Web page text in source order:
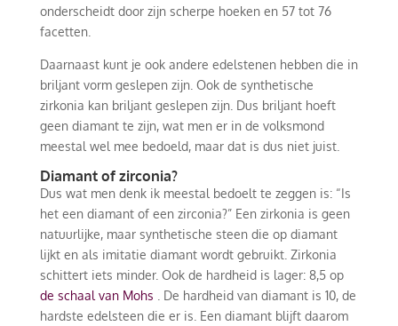
onderscheidt door zijn scherpe hoeken en 57 tot 76
facetten.
Daarnaast kunt je ook andere edelstenen hebben die in
briljant vorm geslepen zijn. Ook de synthetische
zirkonia kan briljant geslepen zijn. Dus briljant hoeft
geen diamant te zijn, wat men er in de volksmond
meestal wel mee bedoeld, maar dat is dus niet juist.
Diamant of zirconia?
Dus wat men denk ik meestal bedoelt te zeggen is: “Is
het een diamant of een zirconia?” Een zirkonia is geen
natuurlijke, maar synthetische steen die op diamant
lijkt en als imitatie diamant wordt gebruikt. Zirkonia
schittert iets minder. Ook de hardheid is lager: 8,5 op
de schaal van Mohs . De hardheid van diamant is 10, de
hardste edelsteen die er is. Een diamant blijft daarom